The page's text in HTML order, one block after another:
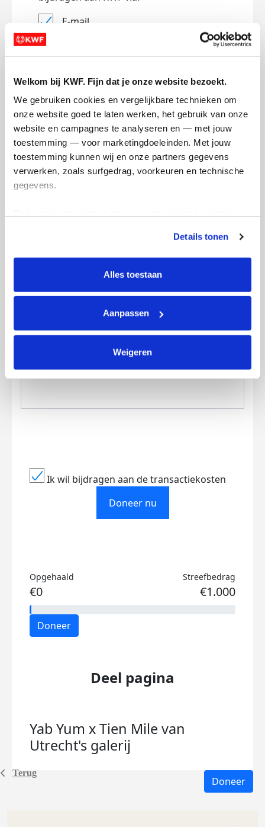
Welkom bij KWF. Fijn dat je onze website bezoekt.
We gebruiken cookies en vergelijkbare technieken om
onze website goed te laten werken, het gebruik van onze
website en campagnes te analyseren en — met jouw
toestemming — voor marketingdoeleinden. Met jouw
toestemming kunnen wij en onze partners gegevens
verwerken, zoals surfgedrag, voorkeuren en technische
gegevens.
tonen. Je kunt je toestemming op elk moment wijzigen of
intrekken via Cookie instellingen onderaan de pagina. De
lijst met cookies is te vinden in het tabblad “details”.
Details tonen
Alles toestaan
Aanpassen
Weigeren
E-mail
Lees
persoonsgegevens.
Jouw bericht op de actiepagina van Team
0/150
Naam die op de pagina verschijnt
Terug
Referentie
Ik wil bijdragen aan de transactiekosten
Doneer nu
Opgehaald
€0
Streefbedrag
€1.000
Doneer
Deel pagina
Yab Yum x Tien Mile van
Utrecht's galerij
Doneer